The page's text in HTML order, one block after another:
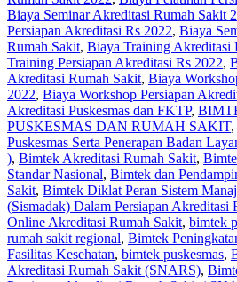
Biaya Seminar Akreditasi Rumah Sakit
Persiapan Akreditasi Rs 2022, Biaya
Rumah Sakit, Biaya Training Akreditasi
Training Persiapan Akreditasi Rs 2022,
Akreditasi Rumah Sakit, Biaya
2022, Biaya Workshop Persiapan
Akreditasi Puskesmas dan FKTP,
PUSKESMAS DAN RUMAH SAKIT,
Puskesmas Serta Penerapan Badan
), Bimtek Akreditasi Rumah Sakit,
Standar Nasional, Bimtek dan
Sakit, Bimtek Diklat Peran Sistem
(Sismadak) Dalam Persiapan Akreditasi
Online Akreditasi Rumah Sakit, bimtek
rumah sakit regional, Bimtek
Fasilitas Kesehatan, bimtek puskesmas,
Akreditasi Rumah Sakit (SNARS),